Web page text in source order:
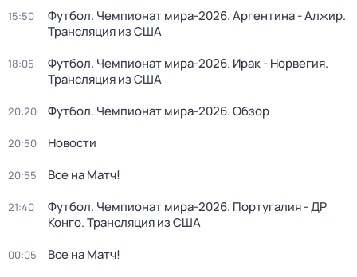
15:50
Футбол. Чемпионат мира-2026. Аргентина - Алжир.
Трансляция из США
18:05
Футбол. Чемпионат мира-2026. Ирак - Норвегия.
Трансляция из США
20:20 Футбол. Чемпионат мира-2026. Обзор
20:50 Новости
20:55 Все на Матч!
21:40
Футбол. Чемпионат мира-2026. Португалия - ДР
Конго. Трансляция из США
00:05 Все на Матч!